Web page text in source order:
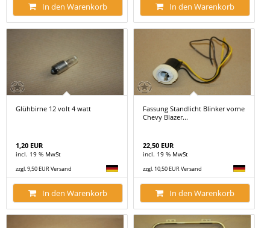
In den Warenkorb In den Warenkorb
Glühbirne 12 volt 4 watt
1,20 EUR
incl. 19 % MwSt
zzgl. 9,50 EUR Versand
In den Warenkorb
Fassung Standlicht Blinker vorne
Chevy Blazer...
22,50 EUR
incl. 19 % MwSt
zzgl. 10,50 EUR Versand
In den Warenkorb